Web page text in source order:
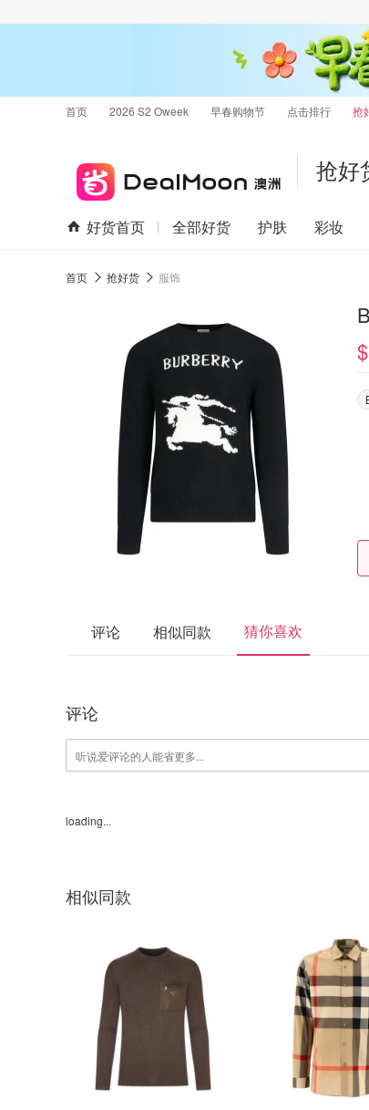
首页 2026 S2 Oweek 早春购物节 点击排行 抢
抢好
好货首页 全部好货 护肤 彩妆
首页 抢好货 服饰
评论 相似同款 猜你喜欢
评论
loading...
相似同款